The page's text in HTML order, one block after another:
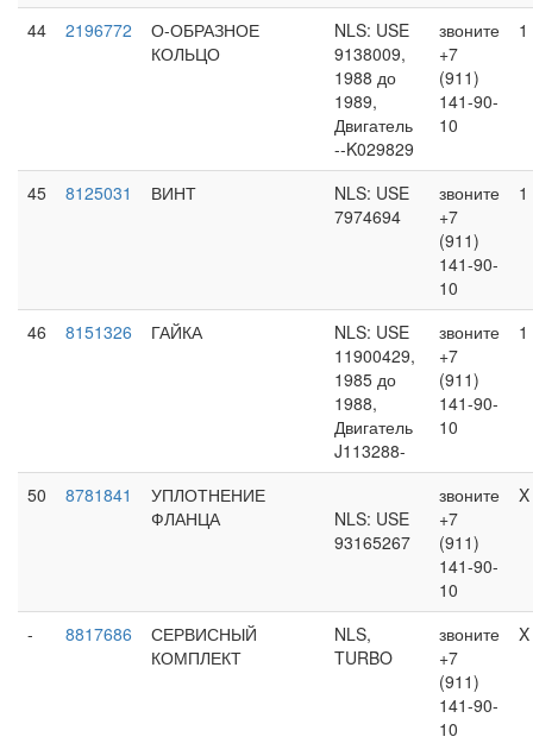
44 2196772
О-ОБРАЗНОЕ
КОЛЬЦО
NLS: USE
9138009,
1988 до
1989,
Двигатель
--K029829
звоните
+7
(911)
141-90-
10
1
45 8125031 ВИНТ
NLS: USE
7974694
звоните
+7
(911)
141-90-
10
1
46 8151326 ГАЙКА
NLS: USE
11900429,
1985 до
1988,
Двигатель
J113288-
звоните
+7
(911)
141-90-
10
1
50 8781841
УПЛОТНЕНИЕ
ФЛАНЦА
NLS: USE
93165267
звоните
+7
(911)
141-90-
10
X
- 8817686
СЕРВИСНЫЙ
КОМПЛЕКТ
NLS,
TURBO
звоните
+7
(911)
141-90-
10
X